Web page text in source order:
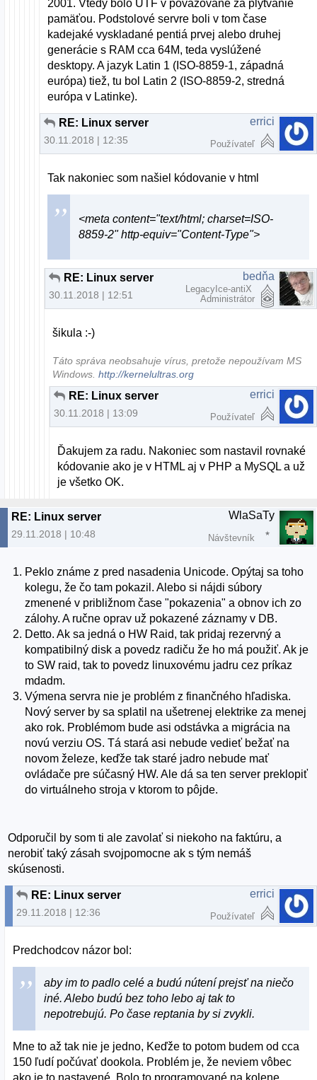
2001. Vtedy bolo UTF v považované za plytvanie
pamäťou. Podstolové servre boli v tom čase
kadejaké vyskladané pentiá prvej alebo druhej
generácie s RAM cca 64M, teda vyslúžené
desktopy. A jazyk Latin 1 (ISO-8859-1, západná
európa) tiež, tu bol Latin 2 (ISO-8859-2, stredná
európa v Latinke).
RE: Linux server
30.11.2018 | 12:35
errici
Používateľ
Tak nakoniec som našiel kódovanie v html
<meta content="text/html; charset=ISO-
8859-2" http-equiv="Content-Type">
RE: Linux server
30.11.2018 | 12:51
bedňa
LegacyIce-antiX
Administrátor
šikula :-)
Táto správa neobsahuje vírus, pretože nepoužívam MS
Windows.http://kernelultras.org
RE: Linux server
30.11.2018 | 13:09
errici
Používateľ
Ďakujem za radu. Nakoniec som nastavil rovnaké
kódovanie ako je v HTML aj v PHP a MySQL a už
je všetko OK.
RE: Linux server
29.11.2018 | 10:48
WlaSaTy
Návštevník
Peklo známe z pred nasadenia Unicode. Opýtaj sa toho
kolegu, že čo tam pokazil. Alebo si nájdi súbory
zmenené v približnom čase "pokazenia" a obnov ich zo
zálohy. A ručne oprav už pokazené záznamy v DB.
Detto. Ak sa jedná o HW Raid, tak pridaj rezervný a
kompatibilný disk a povedz radiču že ho má použiť. Ak je
to SW raid, tak to povedz linuxovému jadru cez príkaz
mdadm.
Výmena servra nie je problém z finančného hľadiska.
Nový server by sa splatil na ušetrenej elektrike za menej
ako rok. Problémom bude asi odstávka a migrácia na
novú verziu OS. Tá stará asi nebude vedieť bežať na
novom železe, keďže tak staré jadro nebude mať
ovládače pre súčasný HW. Ale dá sa ten server preklopiť
do virtuálneho stroja v ktorom to pôjde.
Odporučil by som ti ale zavolať si niekoho na faktúru, a
nerobiť taký zásah svojpomocne ak s tým nemáš
skúsenosti.
RE: Linux server
29.11.2018 | 12:36
errici
Používateľ
Predchodcov názor bol:
aby im to padlo celé a budú nútení prejsť na niečo
iné. Alebo budú bez toho lebo aj tak to
nepotrebujú. Po čase reptania by si zvykli.
Mne to až tak nie je jedno, Keďže to potom budem od cca
150 ľudí počúvať dookola. Problém je, že neviem vôbec